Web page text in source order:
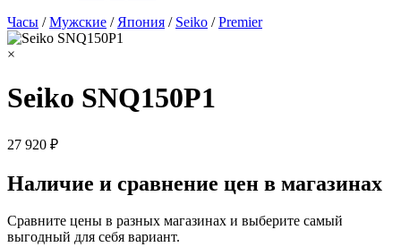
Часы /Мужские / Япония / Seiko /Premier
×
Seiko SNQ150P1
27 920 ₽
Наличие и сравнение цен в магазинах
Сравните цены в разных магазинах и выберите самый
выгодный для себя вариант.